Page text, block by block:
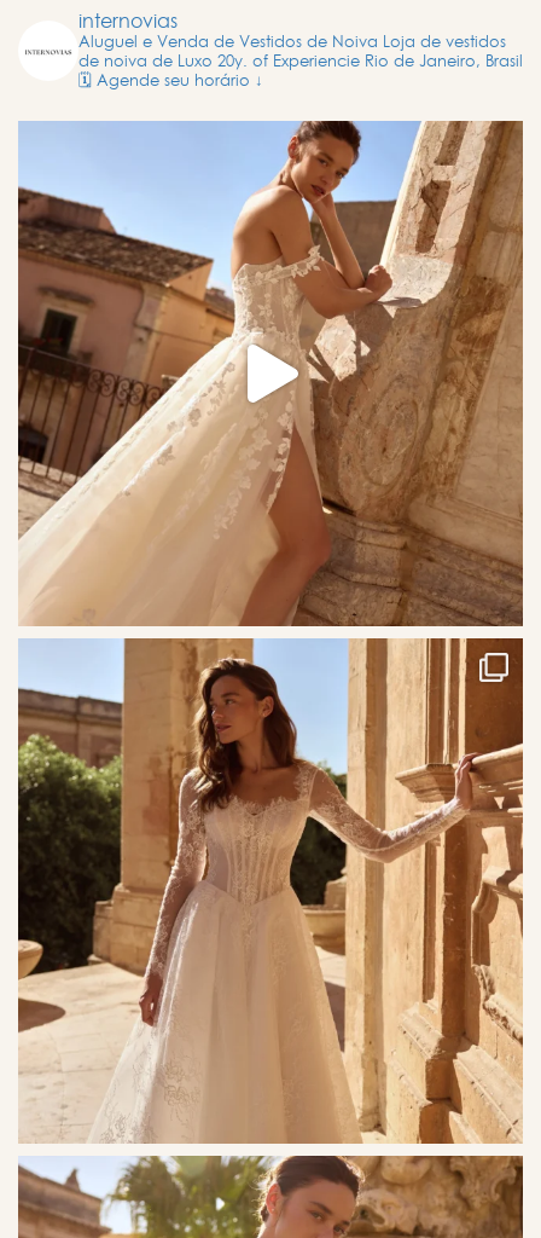
internovias
Aluguel e Venda de Vestidos de Noiva Loja de vestidos
de noiva de Luxo 20y. of Experiencie Rio de Janeiro, Brasil
🗓️ Agende seu horário ↓